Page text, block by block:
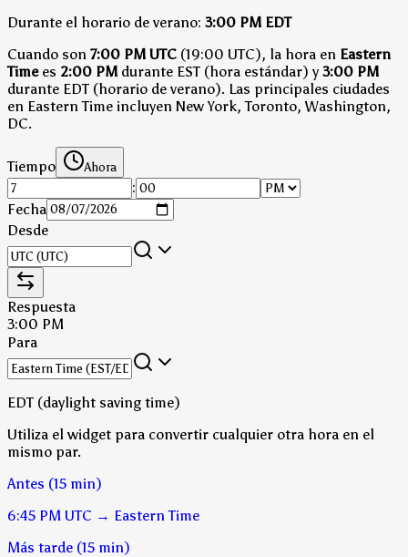
Durante el horario de verano: 3:00 PM EDT
Cuando son 7:00 PM UTC (19:00 UTC), la hora en Eastern
Timees 2:00 PM durante EST (hora estándar) y 3:00 PM
durante EDT (horario de verano). Las principales ciudades
en Eastern Time incluyen New York, Toronto, Washington,
DC.
Tiempo Ahora
:
Fecha
Desde
Respuesta
3:00 PM
Para
EDT (daylight saving time)
Utiliza el widget para convertir cualquier otra hora en el
mismo par.
Antes (15 min)
6:45 PM UTC → Eastern Time
Más tarde (15 min)